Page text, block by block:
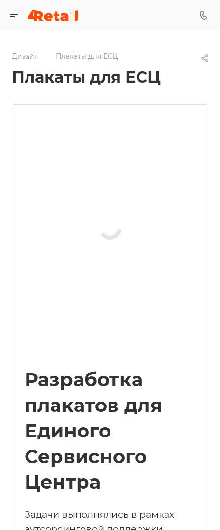
Дизайн — Плакаты для ЕСЦ
Плакаты для ЕСЦ
Разработка
плакатов для
Единого
Сервисного
Центра
Задачи выполнялись в рамках